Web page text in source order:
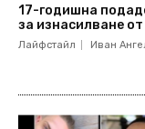
17-годишна
за изнасилване
Лайфстайл Иван